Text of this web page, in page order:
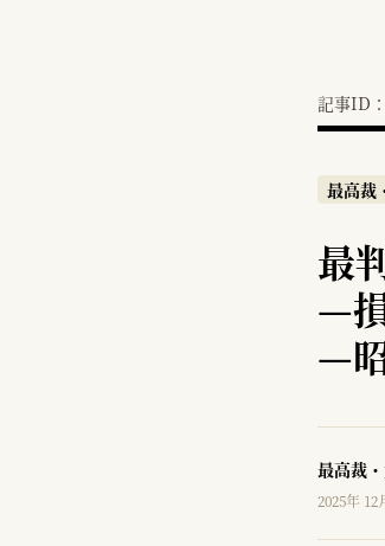
記事ID
最高裁
最
—
—
最高裁
2025年 12